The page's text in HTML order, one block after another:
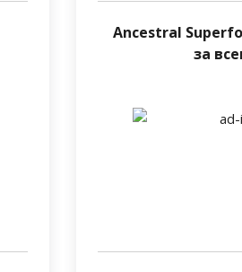
Ancestral
за